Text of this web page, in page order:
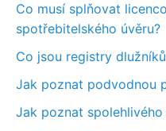
Co musí splňovat
spotřebitelského úvěru?
Co jsou registry
Jak poznat podvodnou
Jak poznat